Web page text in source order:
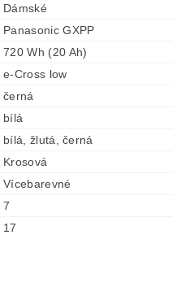
Dámské
Panasonic GXPP
720 Wh (20 Ah)
e-Cross low
černá
bílá
bílá, žlutá, černá
Krosová
Vícebarevné
7
17